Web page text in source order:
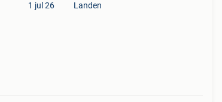
1 jul 26 Landen